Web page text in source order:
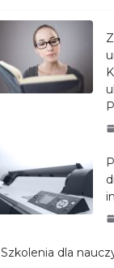
Szkolenia dla